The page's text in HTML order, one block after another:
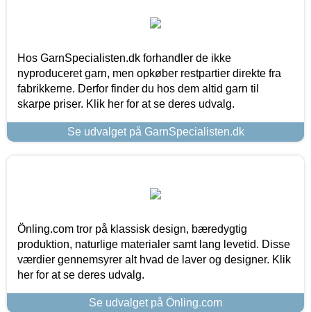
Hos GarnSpecialisten.dk forhandler de ikke
nyproduceret garn, men opkøber restpartier direkte fra
fabrikkerne. Derfor finder du hos dem altid garn til
skarpe priser. Klik her for at se deres udvalg.
Se udvalget på GarnSpecialisten.dk
Önling.com tror på klassisk design, bæredygtig
produktion, naturlige materialer samt lang levetid. Disse
værdier gennemsyrer alt hvad de laver og designer. Klik
her for at se deres udvalg.
Se udvalget på Önling.com